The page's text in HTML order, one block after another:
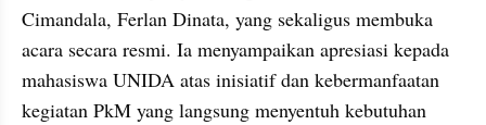
Cimandala, Ferlan Dinata, yang sekaligus membuka
acara secara resmi. Ia menyampaikan apresiasi kepada
mahasiswa UNIDA atas inisiatif dan kebermanfaatan
kegiatan PkM yang langsung menyentuh kebutuhan